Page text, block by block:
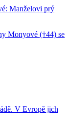
Manželovi prý
Monyové (†44) se
V Evropě jich